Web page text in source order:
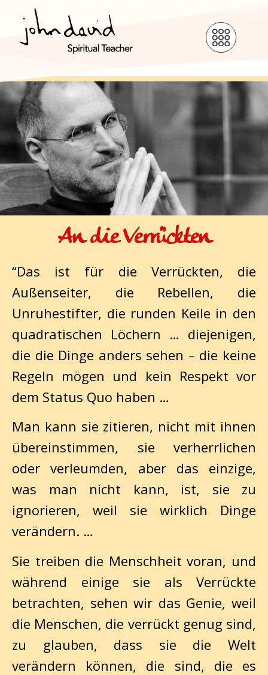
An die Verrückten
“Das ist für die Verrückten, die
Außenseiter, die Rebellen, die
Unruhestifter, die runden Keile in den
quadratischen Löchern … diejenigen,
die die Dinge anders sehen – die keine
Regeln mögen und kein Respekt vor
dem Status Quo haben …
Man kann sie zitieren, nicht mit ihnen
übereinstimmen, sie verherrlichen
oder verleumden, aber das einzige,
was man nicht kann, ist, sie zu
ignorieren, weil sie wirklich Dinge
verändern. …
Sie treiben die Menschheit voran, und
während einige sie als Verrückte
betrachten, sehen wir das Genie, weil
die Menschen, die verrückt genug sind,
zu glauben, dass sie die Welt
verändern können, die sind, die es